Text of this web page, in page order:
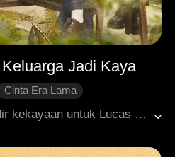
Jadi Kaya
Cinta Era Lama
Setelah mengetahui takdir kekayaan untuk Lucas dan kemiskinan untuk Henry dari isi hati Serenity, si tokoh antagonis dan juga istri Lucas, keluarga itu pun menyadari bahwa kesulitan mereka selama ini karena lebih memihak Henry dan mengabaikan Lucas. Mereka segera mengubah sikap, memanjakan Lucas dan memperlakukan Henry dengan buruk. Dalam semalam, keluarga itu menjadi kaya raya dengan sang ibu memimpin kamar dagang, sang ayah mendapatkan keberuntungan besar, dan anak sulung menjadi pengusaha sukses. Sementara Serenity dihormati sebagai pembawa keberuntungan keluarga dan disayangi sepenuhnya.